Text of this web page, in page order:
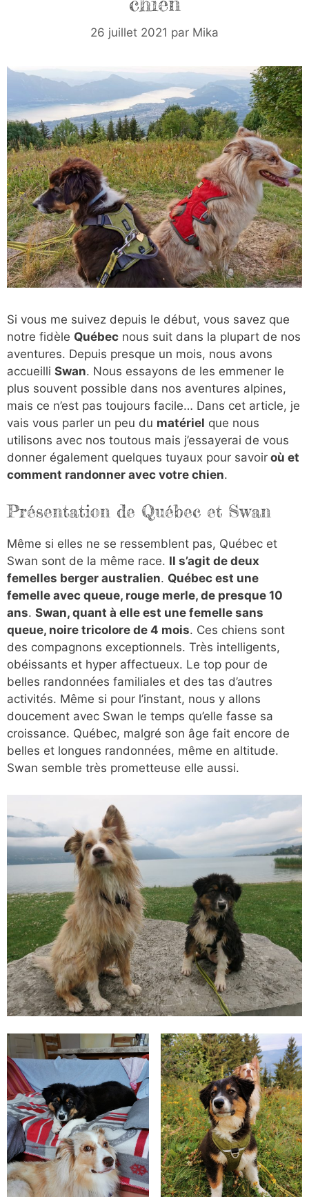
26 juillet 2021 par Mika
Si vous me suivez depuis le début, vous savez que
notre fidèle Québec nous suit dans la plupart de nos
aventures. Depuis presque un mois, nous avons
accueilli Swan. Nous essayons de les emmener le
plus souvent possible dans nos aventures alpines,
mais ce n’est pas toujours facile… Dans cet article, je
vais vous parler un peu du matériel que nous
utilisons avec nos toutous mais j’essayerai de vous
donner également quelques tuyaux pour savoir où et
comment randonner avec votre chien.
Présentation de Québec et Swan
Même si elles ne se ressemblent pas, Québec et
Swan sont de la même race. Il s’agit de deux
femelles berger australien. Québec est une
femelle avec queue, rouge merle, de presque 10
ans. Swan, quant à elle est une femelle sans
queue, noire tricolore de 4 mois. Ces chiens sont
des compagnons exceptionnels. Très intelligents,
obéissants et hyper affectueux. Le top pour de
belles randonnées familiales et des tas d’autres
activités. Même si pour l’instant, nous y allons
doucement avec Swan le temps qu’elle fasse sa
croissance. Québec, malgré son âge fait encore de
belles et longues randonnées, même en altitude.
Swan semble très prometteuse elle aussi.